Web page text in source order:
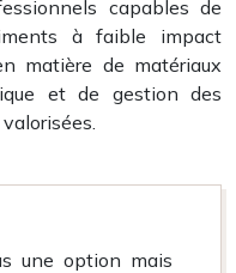
capables de
à faible impact
matière de matériaux
et de gestion des
une option mais